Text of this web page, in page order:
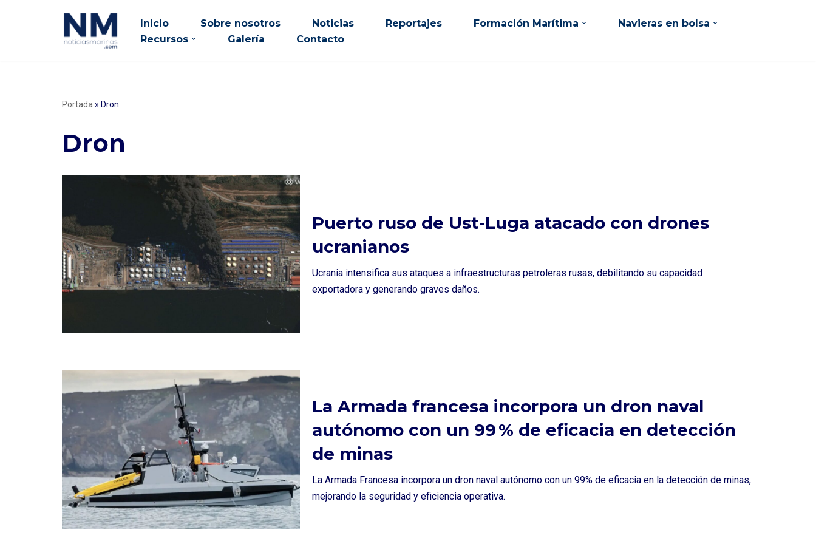
Inicio Sobre nosotros Noticias Reportajes Formación Marítima
Navieras en bolsa
Recursos
Galería Contacto
Portada » Dron
Dron
Puerto ruso de Ust-Luga atacado con drones
ucranianos
Ucrania intensifica sus ataques a infraestructuras petroleras rusas, debilitando su capacidad
exportadora y generando graves daños.
La Armada francesa incorpora un dron naval
autónomo con un 99 % de eficacia en detección
de minas
La Armada Francesa incorpora un dron naval autónomo con un 99% de eficacia en la detección de minas,
mejorando la seguridad y eficiencia operativa.